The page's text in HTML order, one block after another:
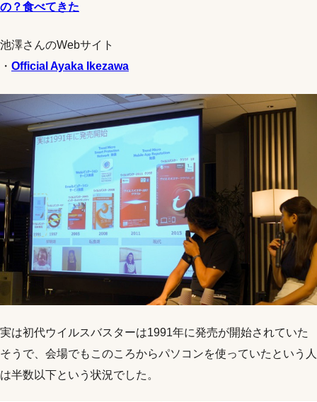
の？食べてきた
池澤さんのWebサイト
・ Official Ayaka Ikezawa
実は初代ウイルスバスターは1991年に発売が開始されていた
そうで、会場でもこのころからパソコンを使っていたという人
は半数以下という状況でした。